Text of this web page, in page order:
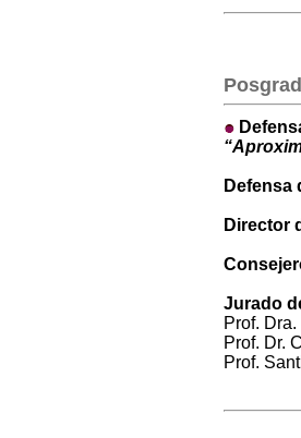
Defensa
Director
Jurado
Prof.
Prof. Dr.
Prof.